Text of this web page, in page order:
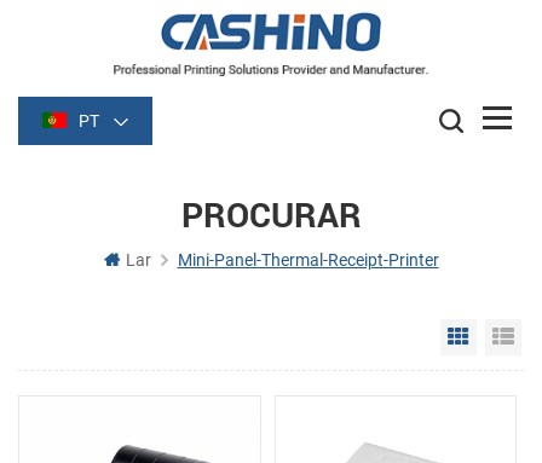
PT
PROCURAR
Lar Mini-Panel-Thermal-Receipt-Printer
Grid